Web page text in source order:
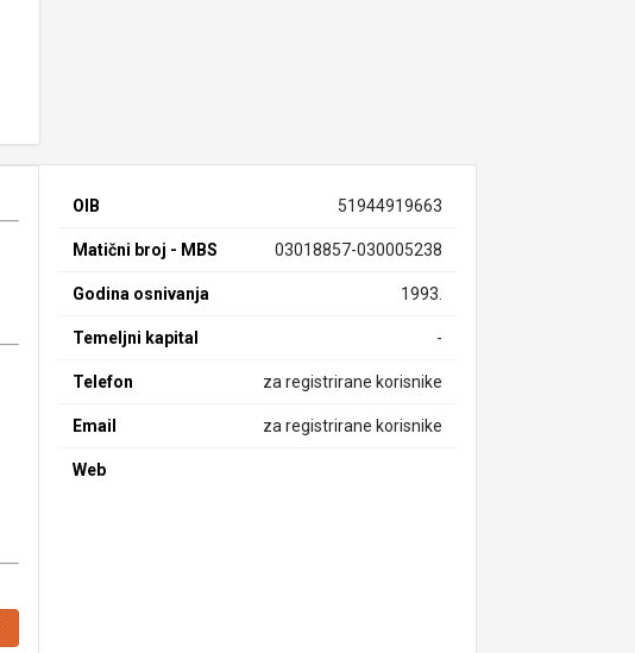
OIB 51944919663
Matični broj - MBS 03018857-030005238
Godina osnivanja 1993.
Temeljni kapital -
Telefon za registrirane korisnike
Email za registrirane korisnike
Web